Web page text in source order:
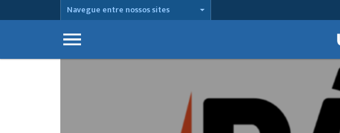
Navegue entre nossos sites